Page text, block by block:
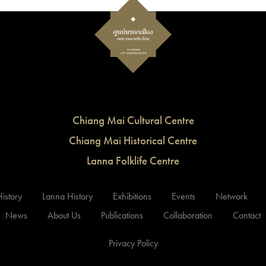
Chiang Mai Cultural Centre
Chiang Mai Historical Centre
Lanna Folklife Centre
Lanna History Exhibitions Events Network
News
About Us Publications Collaboration Contact
Privacy Policy